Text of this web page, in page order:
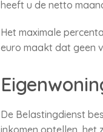
heeft u de netto
Het maximale
euro maakt dat geen
De Belastingdienst
inkomen optellen, het